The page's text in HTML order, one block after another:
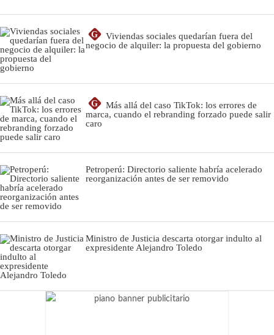
G
Viviendas sociales quedarían fuera del
negocio de alquiler: la propuesta del gobierno
G
Más allá del caso TikTok: los errores de
marca, cuando el rebranding forzado puede salir
caro
Petroperú: Directorio saliente habría acelerado
reorganización antes de ser removido
Ministro de Justicia descarta otorgar indulto al
expresidente Alejandro Toledo